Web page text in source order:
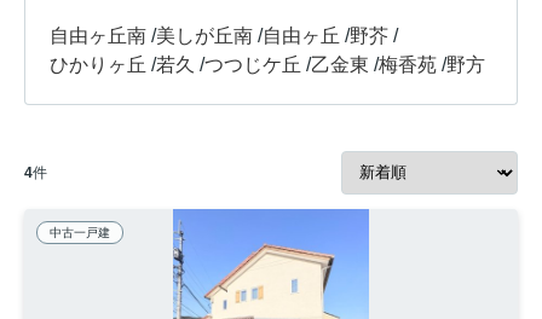
自由ヶ丘南 /美しが丘南 /自由ヶ丘 /野芥 /
ひかりヶ丘 /若久 /つつじケ丘 /乙金東 /梅香苑 /野方
4件
中古一戸建